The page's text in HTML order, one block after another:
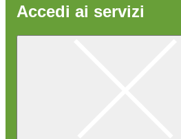
Accedi ai servizi